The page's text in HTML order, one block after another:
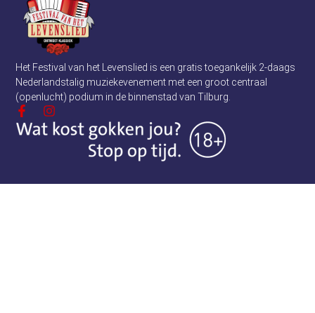
Het Festival van het Levenslied is een gratis toegankelijk 2-daags
Nederlandstalig muziekevenement met een groot centraal
(openlucht) podium in de binnenstad van Tilburg.